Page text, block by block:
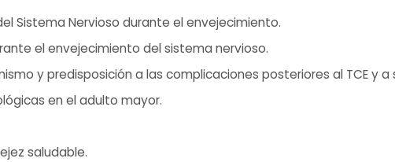
Sistema Nervioso durante el envejecimiento.
el envejecimiento del sistema nervioso.
y predisposición a las complicaciones posteriores al TCE y
en el adulto mayor.
saludable.